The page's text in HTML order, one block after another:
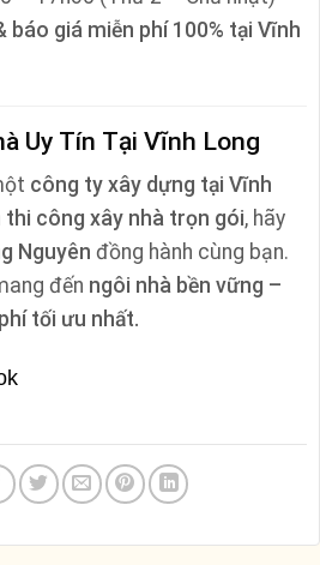
báo giá miễn phí 100% tại Vĩnh
Uy Tín Tại Vĩnh Long
công ty xây dựng tại Vĩnh
thi công xây nhà trọn gói, hãy
Nguyên đồng hành cùng bạn.
đến ngôi nhà bền vững –
tối ưu nhất.